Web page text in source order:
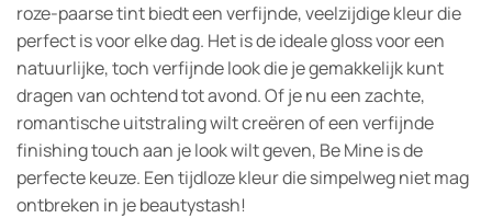
roze-paarse tint biedt een verfijnde, veelzijdige kleur die
perfect is voor elke dag. Het is de ideale gloss voor een
natuurlijke, toch verfijnde look die je gemakkelijk kunt
dragen van ochtend tot avond. Of je nu een zachte,
romantische uitstraling wilt creëren of een verfijnde
finishing touch aan je look wilt geven, Be Mine is de
perfecte keuze. Een tijdloze kleur die simpelweg niet mag
ontbreken in je beautystash!